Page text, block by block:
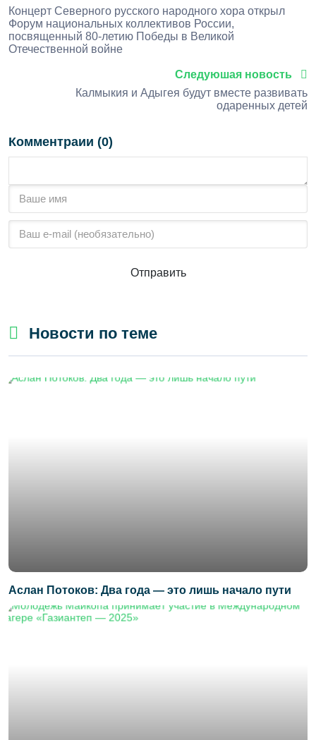
Концерт Северного русского народного хора открыл
Форум национальных коллективов России,
посвященный 80-летию Победы в Великой
Отечественной войне
Следуюшая новость
Калмыкия и Адыгея будут вместе развивать
одаренных детей
Комментраии (0)
Отправить
Новости по теме
Аслан Потоков: Два года — это лишь начало пути